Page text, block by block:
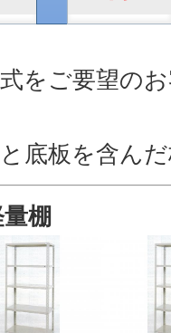
をご要望の
底板を含ん
棚